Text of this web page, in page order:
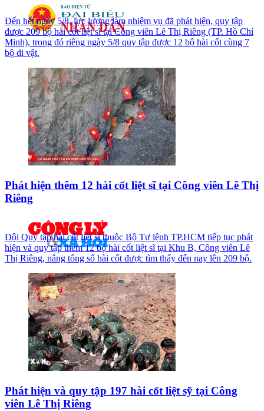
Đến hết ngày 5/8, lực lượng làm nhiệm vụ đã phát hiện, quy tập
được 209 bộ hài cốt liệt sĩ tại Công viên Lê Thị Riêng (TP. Hồ Chí
Minh), trong đó riêng ngày 5/8 quy tập được 12 bộ hài cốt cùng 7
bộ di vật.
Phát hiện thêm 12 hài cốt liệt sĩ tại Công viên Lê Thị
Riêng
Đội Quy tập hài cốt liệt sĩ thuộc Bộ Tư lệnh TP.HCM tiếp tục phát
hiện và quy tập thêm 12 bộ hài cốt liệt sĩ tại Khu B, Công viên Lê
Thị Riêng, nâng tổng số hài cốt được tìm thấy đến nay lên 209 bộ.
Phát hiện và quy tập 197 hài cốt liệt sỹ tại Công
viên Lê Thị Riêng